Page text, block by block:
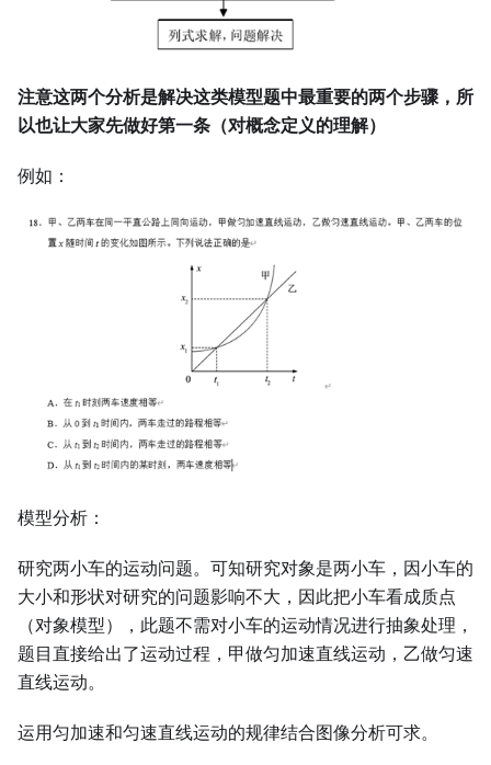
注意这两个分析是解决这类模型题中最重要的两个步骤，所
以也让大家先做好第一条（对概念定义的理解）
例如：
模型分析：
研究两小车的运动问题。可知研究对象是两小车，因小车的
大小和形状对研究的问题影响不大，因此把小车看成质点
（对象模型），此题不需对小车的运动情况进行抽象处理，
题目直接给出了运动过程，甲做匀加速直线运动，乙做匀速
直线运动。
运用匀加速和匀速直线运动的规律结合图像分析可求。